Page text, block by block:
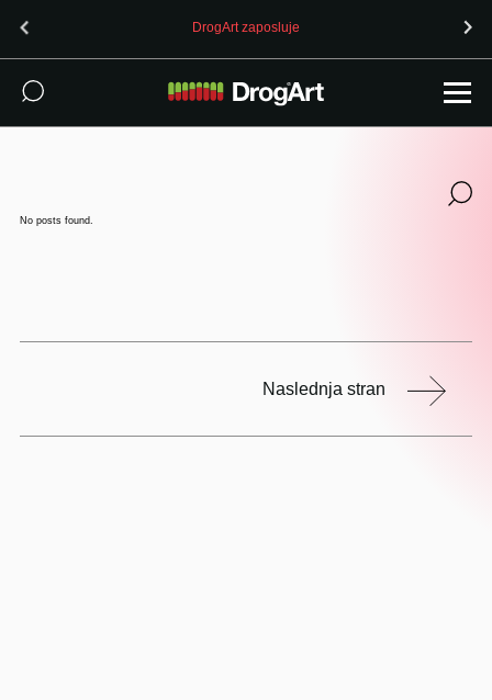
No posts found.
Naslednja stran